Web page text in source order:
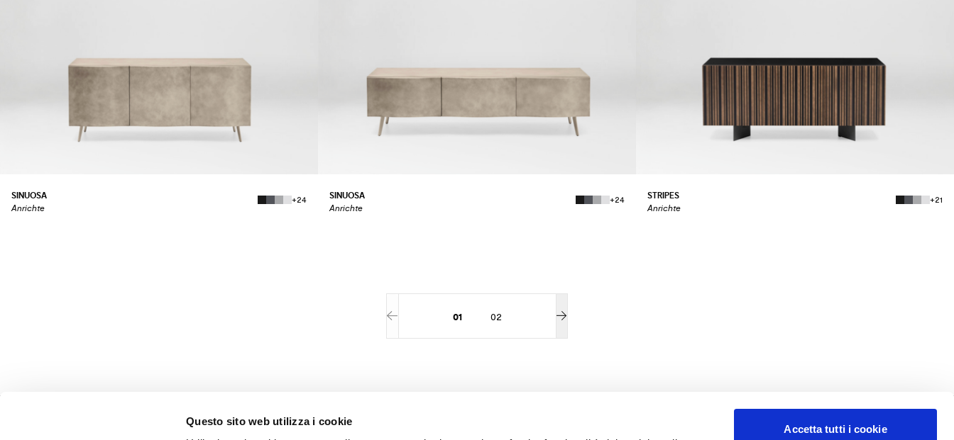
Questo sito web utilizza i cookie
Accetta tutti i cookie
SINUOSA
Anrichte
+24
SINUOSA
Anrichte
+24
STRIPES
Anrichte
+21
01 02